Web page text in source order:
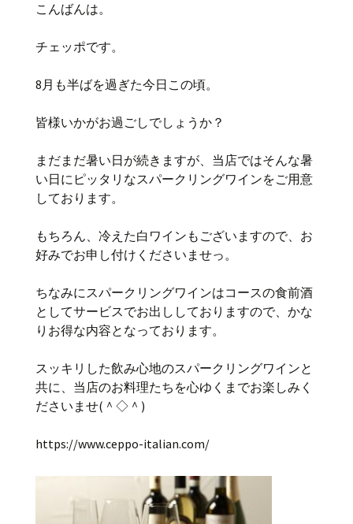
こんばんは。
チェッポです。
8月も半ばを過ぎた今日この頃。
皆様いかがお過ごしでしょうか？
まだまだ暑い日が続きますが、当店ではそんな暑
い日にピッタリなスパークリングワインをご用意
しております。
もちろん、冷えた白ワインもございますので、お
好みでお申し付けくださいませっ。
ちなみにスパークリングワインはコースの食前酒
としてサービスでお出ししておりますので、かな
りお得な内容となっております。
スッキリした飲み心地のスパークリングワインと
共に、当店のお料理たちを心ゆくまでお楽しみく
ださいませ(＾◇＾)
https://www.ceppo-italian.com/